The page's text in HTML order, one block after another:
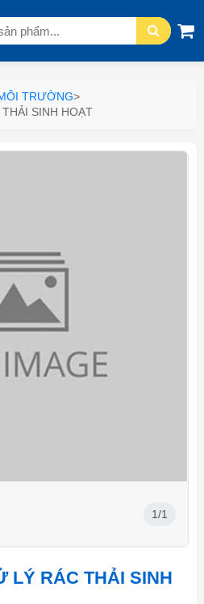
TRƯỜNG>
SINH HOẠT
1/1
LÝ RÁC THẢI SINH